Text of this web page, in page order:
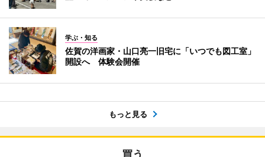
学ぶ・知る
佐賀の洋画家・山口亮一旧宅に「いつでも図工室」
開設へ 体験会開催
もっと見る
買う